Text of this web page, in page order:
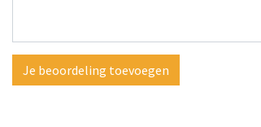
Je beoordeling toevoegen